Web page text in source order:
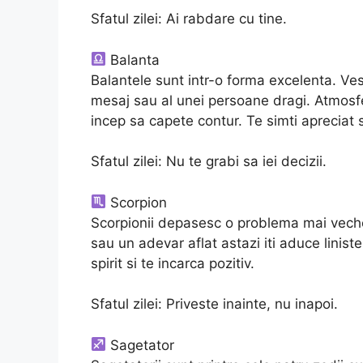
Sfatul zilei: Ai rabdare cu tine.
Balanta
Balantele sunt intr-o forma excelenta.
mesaj sau al unei persoane dragi.
incep sa capete contur. Te simti apreciat
Sfatul zilei: Nu te grabi sa iei decizii.
Scorpion
Scorpionii depasesc o problema mai
sau un adevar aflat astazi iti aduce
spirit si te incarca pozitiv.
Sfatul zilei: Priveste inainte, nu inapoi.
Sagetator